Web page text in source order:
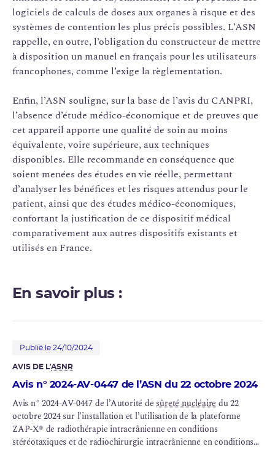
logiciels de calculs de doses aux organes à risque et des
systèmes de contention les plus précis possibles. L’ASN
rappelle, en outre, l’obligation du constructeur de mettre
à disposition un manuel en français pour les utilisateurs
francophones, comme l’exige la règlementation.
Enfin, l’ASN souligne, sur la base de l’avis du CANPRI,
l’absence d’étude médico-économique et de preuves que
cet appareil apporte une qualité de soin au moins
équivalente, voire supérieure, aux techniques
disponibles. Elle recommande en conséquence que
soient menées des études en vie réelle, permettant
d’analyser les bénéfices et les risques attendus pour le
patient, ainsi que des études médico-économiques,
confortant la justification de ce dispositif médical
comparativement aux autres dispositifs existants et
utilisés en France.
En savoir plus :
Publié le 24/10/2024
AVIS DE L'ASNR
Avis n° 2024-AV-0447 de l’ASN du 22 octobre 2024
Avis n° 2024-AV-0447 de l’Autorité desûreté nucléairedu 22
octobre 2024 sur l’installation et l’utilisation de la plateforme
ZAP-X® de radiothérapie intracrânienne en conditions
stéréotaxiques et de radiochirurgie intracrânienne en conditions